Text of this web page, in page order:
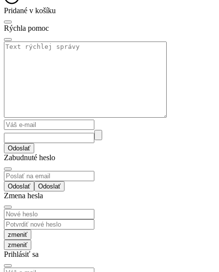
Pridané v košíku
Rýchla pomoc
Odoslať
Zabudnuté heslo
Odoslať
Zmena hesla
zmeniť
Prihlásiť sa